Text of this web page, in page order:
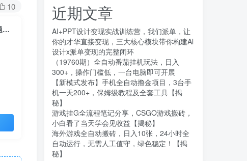
10
2023电商直播带货全流程实操系统课：从起号到成熟所有阶段问题全总结
近期文章
AI+PPT设计变现实战训练营，我们派单，让
你的才华直接变现，三大核心模块带你构建Al
设计x派单变现的完整闭环
（19760期）全自动番茄挂机玩法，日入
300+，操作门槛低，一台电脑即可开展
【新模式发布】手机全自动撸金项目，3台手
机一天200+，保姆级教程及全套工具【揭
秘】
游戏挂G全流程笔记分享，CSGO游戏搬砖，
小白看了当天学会见收益【揭秘】
海外游戏全自动搬砖，日入10张，24小时全
自动运行，无需人工值守，绿色稳定！【揭
秘】